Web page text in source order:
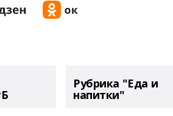
Рубрика "Еда и
напитки"